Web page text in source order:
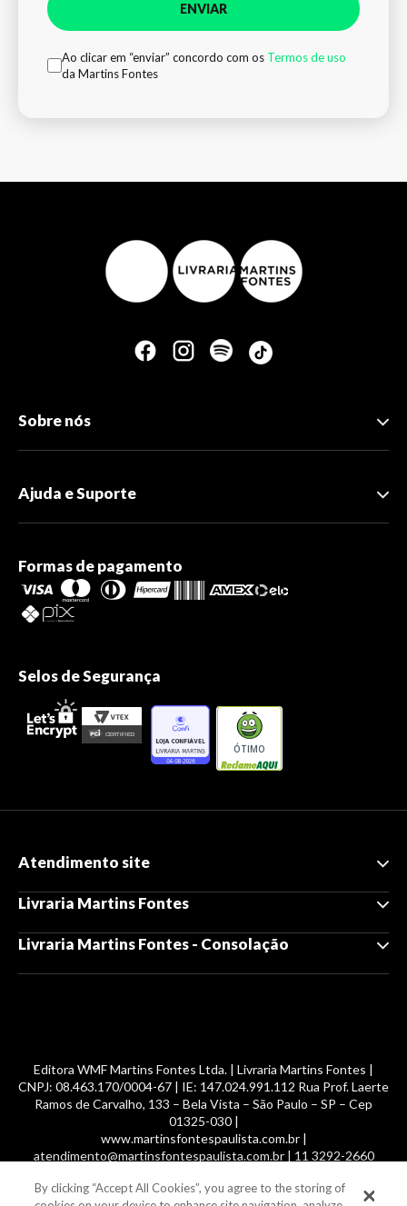
ENVIAR
Ao clicar em “enviar” concordo com os Termos de uso
da Martins Fontes
Sobre nós
Ajuda e Suporte
Formas de pagamento
Selos de Segurança
ÓTIMO
Atendimento site
Livraria Martins Fontes
Livraria Martins Fontes - Consolação
Editora WMF Martins Fontes Ltda. | Livraria Martins Fontes |
CNPJ: 08.463.170/0004-67 | IE: 147.024.991.112 Rua Prof. Laerte
Ramos de Carvalho, 133 – Bela Vista – São Paulo – SP – Cep
01325-030 |
www.martinsfontespaulista.com.br |
atendimento@martinsfontespaulista.com.br | 11 3292-2660
© 2014 -2026, MartinsFontes livros nacionais e importados,
By clicking “Accept All Cookies”, you agree to the storing of